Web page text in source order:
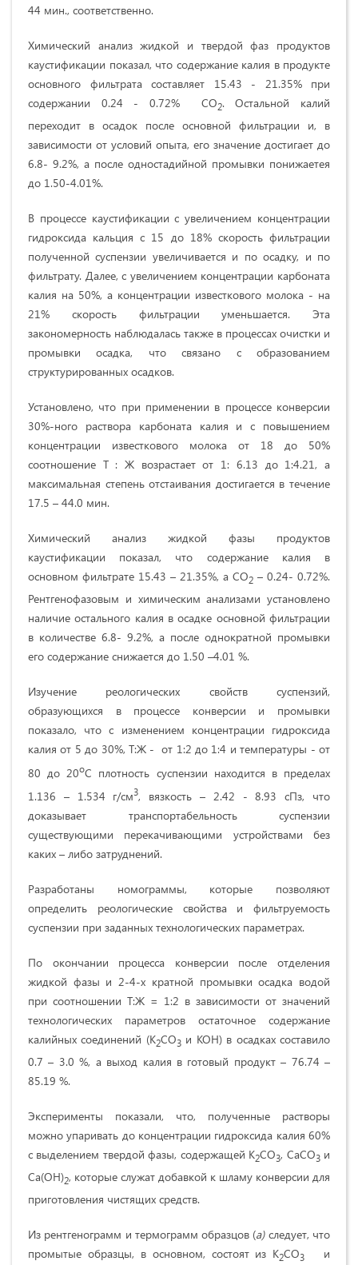
44 мин., соответственно.
Химический анализ жидкой и твердой фаз продуктов
каустификации показал, что содержание калия в продукте
основного фильтрата составляет 15.43 - 21.35% при
содержании 0.24 - 0.72% СО2. Остальной калий
переходит в осадок после основной фильтрации и, в
зависимости от условий опыта, его значение достигает до
6.8- 9.2%, а после одностадийной промывки понижаетея
до 1.50-4.01%.
В процессе каустификации с увеличением концентрации
гидроксида кальция с 15 до 18% скорость фильтрации
полученной суспензии увеличивается и по осадку, и по
фильтрату. Далее, с увеличением концентрации карбоната
калия на 50%, а концентрации известкового молока - на
21% скорость фильтрации уменьшается. Эта
закономерность наблюдалась также в процессах очистки и
промывки осадка, что связано с образованием
структурированных осадков.
Установлено, что при применении в процессе конверсии
30%-ного раствора карбоната калия и с повышением
концентрации известкового молока от 18 до 50%
соотношение Т : Ж возрастает от 1: 6.13 до 1:4.21, а
максимальная степень отстаивания достигается в течение
17.5 – 44.0 мин.
Химический анализ жидкой фазы продуктов
каустификации показал, что содержание калия в
основном фильтрате 15.43 – 21.35%, а СО2 – 0.24- 0.72%.
Рентгенофазовым и химическим анализами установлено
наличие остального калия в осадке основной фильтрации
в количестве 6.8- 9.2%, а после однократной промывки
его содержание снижается до 1.50 –4.01 %.
Изучение реологических свойств суспензий,
образующихся в процессе конверсии и промывки
показало, что с изменением концентрации гидроксида
калия от 5 до 30%, Т:Ж - от 1:2 до 1:4 и температуры - от
80 до 20оС плотность суспензии находится в пределах
1.136 – 1.534 г/см3, вязкость – 2.42 - 8.93 сПз, что
доказывает транспортабельность суспензии
существующими перекачивающими устройствами без
каких – либо затруднений.
Разработаны номограммы, которые позволяют
определить реологические свойства и фильтруемость
суспензии при заданных технологических параметрах.
По окончании процесса конверсии после отделения
жидкой фазы и 2-4-х кратной промывки осадка водой
при соотношении Т:Ж = 1:2 в зависимости от значений
технологических параметров остаточное содержание
калийных соединений (К2СО3и КОН) в осадках составило
0.7 – 3.0 %, а выход калия в готовый продукт – 76.74 –
85.19 %.
Эксперименты показали, что, полученные растворы
можно упаривать до концентрации гидроксида калия 60%
с выделением твердой фазы, содержащей К2СО3, СаСО3и
Са(ОН)2, которые служат добавкой к шламу конверсии для
приготовления чистящих средств.
Из рентгенограмм и термограмм образцов (а)следует, что
промытые образцы, в основном, состоят из К2СО3 и